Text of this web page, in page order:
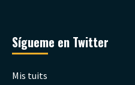
Sígueme en Twitter
Mis tuits